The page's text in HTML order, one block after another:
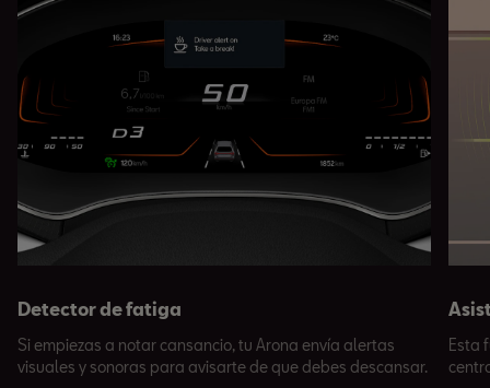
Detector de fatiga
Si empiezas a notar cansancio, tu Arona envía alertas
visuales y sonoras para avisarte de que debes descansar.
Esta